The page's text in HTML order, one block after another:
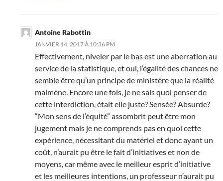
Antoine Rabottin
JANVIER 14, 2017 À 10:36 PM
Effectivement, niveler par le bas est une aberration au
service de la statistique, et oui, l’égalité des chances ne
semble être qu’un principe de ministère que la réalité
malmène. Encore une fois, je ne sais quoi penser de
cette interdiction, était elle juste? Sensée? Absurde?
“Mon sens de l’équité” assombrit peut être mon
jugement mais je ne comprends pas en quoi cette
expérience, nécessitant du matériel et donc ayant un
coût, n’aurait pu être le fait d’initiatives et non de
moyens, car même avec le meilleur esprit d’initiative
et les meilleures intentions, un professeur n’aurait pu